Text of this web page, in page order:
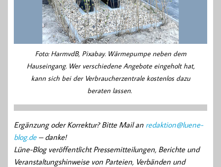
Foto: HarmvdB, Pixabay. Wärmepumpe neben dem
Hauseingang. Wer verschiedene Angebote eingeholt hat,
kann sich bei der Verbraucherzentrale kostenlos dazu
beraten lassen.
Ergänzung oder Korrektur? Bitte Mail an redaktion@luene-
blog.de– danke!
Lüne-Blog veröffentlicht Pressemitteilungen, Berichte und
Veranstaltungshinweise von Parteien, Verbänden und